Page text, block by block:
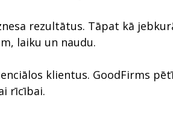
rezultātus. Tāpat kā
laiku un naudu.
klientus. GoodFirms
rīcībai.